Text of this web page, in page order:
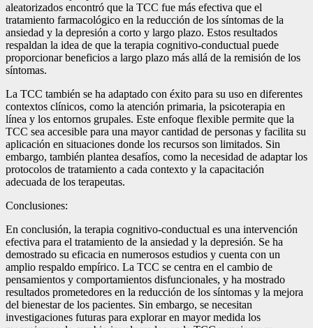
aleatorizados encontró que la TCC fue más efectiva que el
tratamiento farmacológico en la reducción de los síntomas de la
ansiedad y la depresión a corto y largo plazo. Estos resultados
respaldan la idea de que la terapia cognitivo-conductual puede
proporcionar beneficios a largo plazo más allá de la remisión de los
síntomas.
La TCC también se ha adaptado con éxito para su uso en diferentes
contextos clínicos, como la atención primaria, la psicoterapia en
línea y los entornos grupales. Este enfoque flexible permite que la
TCC sea accesible para una mayor cantidad de personas y facilita su
aplicación en situaciones donde los recursos son limitados. Sin
embargo, también plantea desafíos, como la necesidad de adaptar los
protocolos de tratamiento a cada contexto y la capacitación
adecuada de los terapeutas.
Conclusiones:
En conclusión, la terapia cognitivo-conductual es una intervención
efectiva para el tratamiento de la ansiedad y la depresión. Se ha
demostrado su eficacia en numerosos estudios y cuenta con un
amplio respaldo empírico. La TCC se centra en el cambio de
pensamientos y comportamientos disfuncionales, y ha mostrado
resultados prometedores en la reducción de los síntomas y la mejora
del bienestar de los pacientes. Sin embargo, se necesitan
investigaciones futuras para explorar en mayor medida los